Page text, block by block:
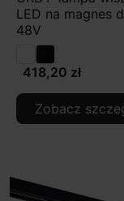
LED na magnes
48V
418,20 zł
Zobacz